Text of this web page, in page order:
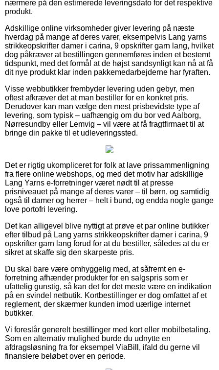
nærmere på den estimerede leveringsdato for det respektive
produkt.
Adskillige online virksomheder giver levering på næste
hverdag på mange af deres varer, eksempelvis Lang yarns
strikkeopskrifter damer i carina, 9 opskrifter garn lang, hvilket
dog påkræver at bestillingen gennemføres inden et bestemt
tidspunkt, med det formål at de højst sandsynligt kan nå at få
dit nye produkt klar inden pakkemedarbejderne har fyraften.
Visse webbutikker frembyder levering uden gebyr, men
oftest afkræver det at man bestiller for en konkret pris.
Derudover kan man vælge den mest prisbevidste type af
levering, som typisk – uafhængig om du bor ved Aalborg,
Nørresundby eller Lemvig – vil være at få fragtfirmaet til at
bringe din pakke til et udleveringssted.
Det er rigtig ukompliceret for folk at lave prissammenligning
fra flere online webshops, og med det motiv har adskillige
Lang Yarns e-forretninger været nødt til at presse
prisniveauet på mange af deres varer – til børn, og samtidig
også til damer og herrer – helt i bund, og endda nogle gange
love portofri levering.
Det kan alligevel blive nyttigt at prøve et par online butikker
efter tilbud på Lang yarns strikkeopskrifter damer i carina, 9
opskrifter garn lang forud for at du bestiller, således at du er
sikret at skaffe sig den skarpeste pris.
Du skal bare være omhyggelig med, at såfremt en e-
forretning afhænder produkter for en salgspris som er
ufattelig gunstig, så kan det for det meste være en indikation
på en svindel netbutik. Kortbestillinger er dog omfattet af et
reglement, der skærmer kunden imod uærlige internet
butikker.
Vi foreslår generelt bestillinger med kort eller mobilbetaling.
Som en alternativ mulighed burde du udnytte en
afdragsløsning fra for eksempel ViaBill, ifald du gerne vil
finansiere beløbet over en periode.